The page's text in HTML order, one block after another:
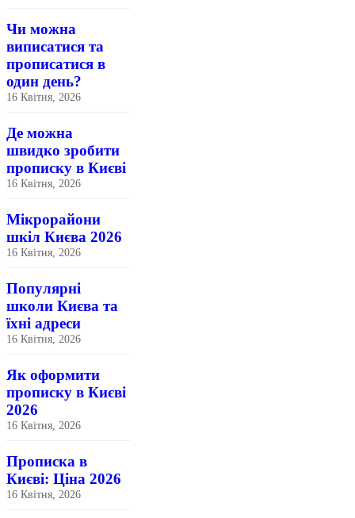
Чи можна
виписатися та
прописатися в
один день?
16 Квітня, 2026
Де можна
швидко зробити
прописку в Києві
16 Квітня, 2026
Мікрорайони
шкіл Києва 2026
16 Квітня, 2026
Популярні
школи Києва та
їхні адреси
16 Квітня, 2026
Як оформити
прописку в Києві
2026
16 Квітня, 2026
Прописка в
Києві: Ціна 2026
16 Квітня, 2026